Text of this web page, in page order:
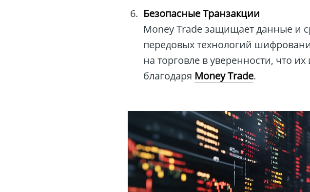
Безопасные Транзакции
Money Trade защищает данные и
передовых технологий
на торговле в уверенности, что
благодаря Money Trade.